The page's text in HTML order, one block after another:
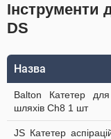
Інструменти
DS
Назва
Balton Катетер для
шляхів Ch8 1 шт
JS Катетер